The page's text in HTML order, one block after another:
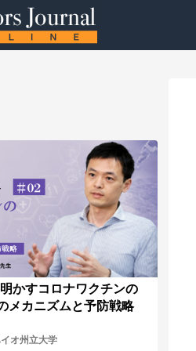
かすコロナワクチンの
メカニズムと予防戦略
オ州立大学